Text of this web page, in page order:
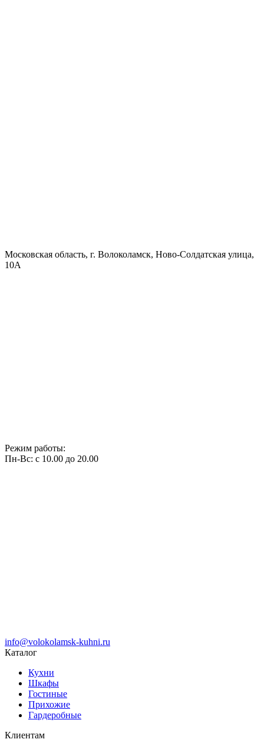
Московская область, г. Волоколамск, Ново-Солдатская улица,
10А
Режим работы:
Пн-Вс: с 10.00 до 20.00
info@volokolamsk-kuhni.ru
Каталог
Кухни
Шкафы
Гостиные
Прихожие
Гардеробные
Клиентам